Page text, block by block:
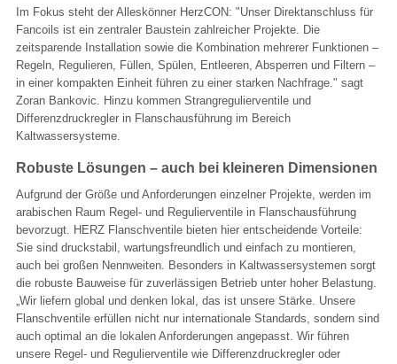
Im Fokus steht der Alleskönner HerzCON: "Unser Direktanschluss für
Fancoils ist ein zentraler Baustein zahlreicher Projekte. Die
zeitsparende Installation sowie die Kombination mehrerer Funktionen –
Regeln, Regulieren, Füllen, Spülen, Entleeren, Absperren und Filtern –
in einer kompakten Einheit führen zu einer starken Nachfrage." sagt
Zoran Bankovic. Hinzu kommen Strangregulierventile und
Differenzdruckregler in Flanschausführung im Bereich
Kaltwassersysteme.
Robuste Lösungen – auch bei kleineren Dimensionen
Aufgrund der Größe und Anforderungen einzelner Projekte, werden im
arabischen Raum Regel- und Regulierventile in Flanschausführung
bevorzugt. HERZ Flanschventile bieten hier entscheidende Vorteile:
Sie sind druckstabil, wartungsfreundlich und einfach zu montieren,
auch bei großen Nennweiten. Besonders in Kaltwassersystemen sorgt
die robuste Bauweise für zuverlässigen Betrieb unter hoher Belastung.
„Wir liefern global und denken lokal, das ist unsere Stärke. Unsere
Flanschventile erfüllen nicht nur internationale Standards, sondern sind
auch optimal an die lokalen Anforderungen angepasst. Wir führen
unsere Regel- und Regulierventile wie Differenzdruckregler oder